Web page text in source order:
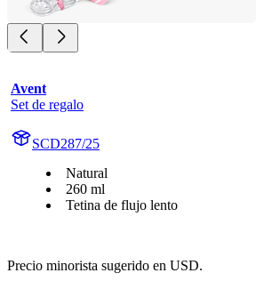
Avent
Set de regalo
SCD287/25
Natural
260 ml
Tetina de flujo lento
Precio minorista sugerido en USD.